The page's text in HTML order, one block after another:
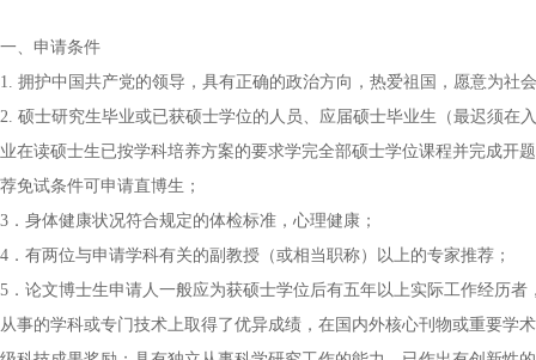
一、申请条件
1. 拥护中国共产党的领导，具有正确的政治方向，热爱祖国，愿意为社
2. 硕士研究生毕业或已获硕士学位的人员、应届硕士毕业生（最迟须
业在读硕士生已按学科培养方案的要求学完全部硕士学位课程并完成开
荐免试条件可申请直博生；
3．身体健康状况符合规定的体检标准，心理健康；
4．有两位与申请学科有关的副教授（或相当职称）以上的专家推荐；
5．论文博士生申请人一般应为获硕士学位后有五年以上实际工作经历
从事的学科或专门技术上取得了优异成绩，在国内外核心刊物或重要学